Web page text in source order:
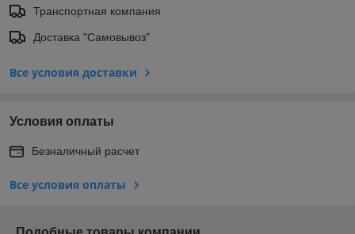
Транспортная компания
Доставка "Самовывоз"
Все условия доставки
Условия оплаты
Безналичный расчет
Все условия оплаты